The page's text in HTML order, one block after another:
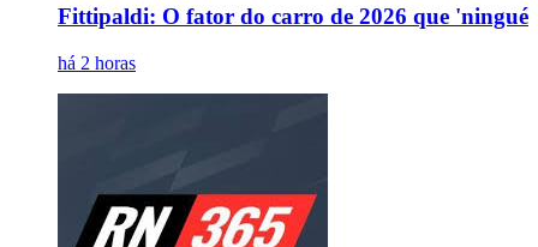
Fittipaldi: O fator do carro de 2026 que
há 2 horas